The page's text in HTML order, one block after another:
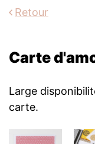
Retour
Carte
Large
carte.